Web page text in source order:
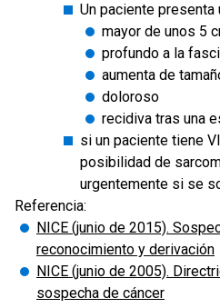
Un paciente presenta
mayor de unos 5
profundo a la
aumenta de
doloroso
recidiva tras una
si un paciente tiene
posibilidad de
urgentemente si se
Referencia:
NICE (junio de 2015).
reconocimiento y derivación
NICE (junio de 2005).
sospecha de cáncer